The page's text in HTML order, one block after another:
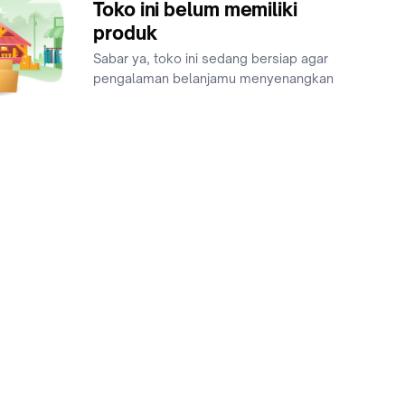
Toko ini belum memiliki
produk
Sabar ya, toko ini sedang bersiap agar
pengalaman belanjamu menyenangkan